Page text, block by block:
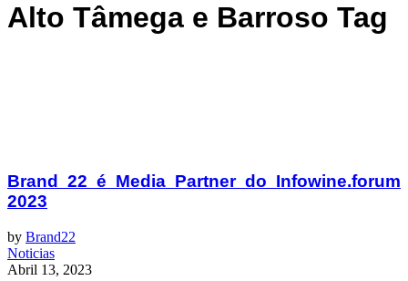
Alto Tâmega e Barroso Tag
Brand 22 é Media Partner do Infowine.forum
2023
by Brand22
Noticias
Abril 13, 2023